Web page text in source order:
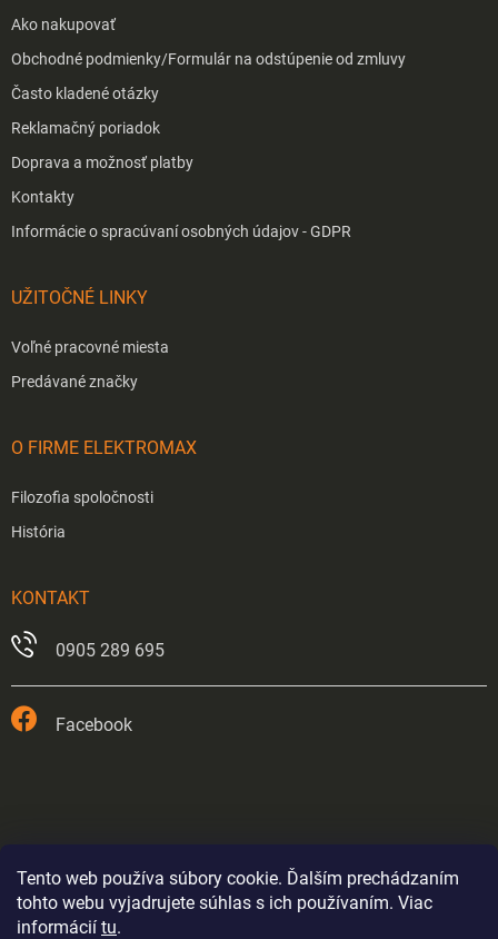
Tento web používa súbory cookie. Ďalším prechádzaním
tohto webu vyjadrujete súhlas s ich používaním. Viac
informácií tu.
Ako nakupovať
Obchodné podmienky/Formulár na odstúpenie od zmluvy
Často kladené otázky
Reklamačný poriadok
Doprava a možnosť platby
Kontakty
Informácie o spracúvaní osobných údajov - GDPR
UŽITOČNÉ LINKY
Voľné pracovné miesta
Predávané značky
O FIRME ELEKTROMAX
Filozofia spoločnosti
História
KONTAKT
0905 289 695
Facebook